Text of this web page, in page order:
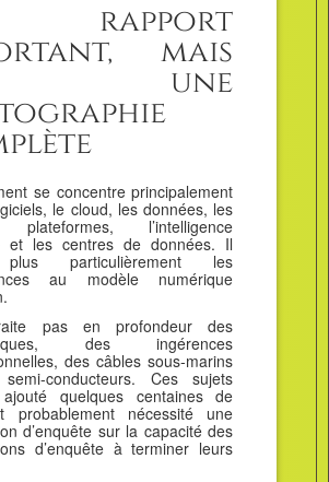
rapport
mais
une
se concentre principalement
le cloud, les données, les
plateformes, l’intelligence
et les centres de données. Il
particulièrement les
au modèle numérique
pas en profondeur des
des ingérences
des câbles sous-marins
conducteurs. Ces sujets
quelques centaines de
probablement nécessité une
d’enquête sur la capacité des
d’enquête à terminer leurs